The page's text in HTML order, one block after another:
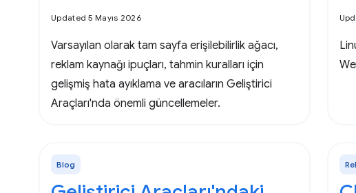
Updated 5 Mayıs 2026
Varsayılan olarak tam sayfa erişilebilirlik ağacı,
reklam kaynağı ipuçları, tahmin kuralları için
gelişmiş hata ayıklama ve aracıların Geliştirici
Araçları'nda önemli güncellemeler.
Blog